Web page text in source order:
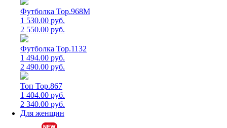
Футболка Top.968M
1 530.00 руб.
2 550.00 руб.
Футболка Top.1132
1 494.00 руб.
2 490.00 руб.
Топ Top.867
1 404.00 руб.
2 340.00 руб.
Для женщин